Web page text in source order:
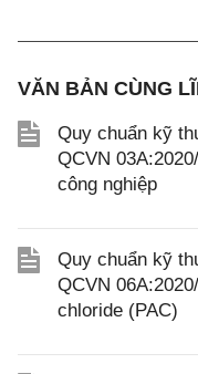
VĂN BẢN CÙNG
Quy chuẩn kỹ
QCVN
công nghiệp
Quy chuẩn kỹ
QCVN
chloride (PAC)